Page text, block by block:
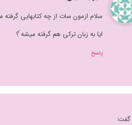
سلام ازمون سات از چه کتابهایی گرفته
ایا به زبان ترکی هم گرفته میشه ً؟
پاسخ
گفت: